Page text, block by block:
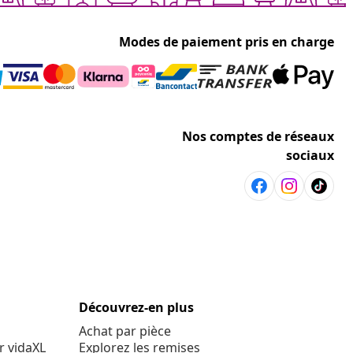
Modes de paiement pris en charge
Nos comptes de réseaux
sociaux
vidaXL
Découvrez-en plus
Achat par pièce
Explorez les remises